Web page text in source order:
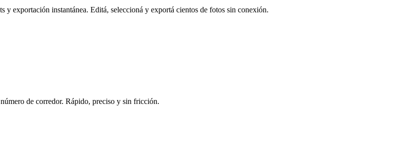
y exportación instantánea. Editá, seleccioná y exportá cientos de fotos sin conexión.
de corredor. Rápido, preciso y sin fricción.